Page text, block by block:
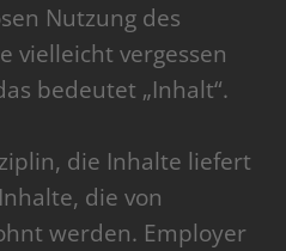
Nutzung des
vielleicht vergessen
bedeutet „Inhalt“.
die Inhalte liefert
die von
werden. Employer